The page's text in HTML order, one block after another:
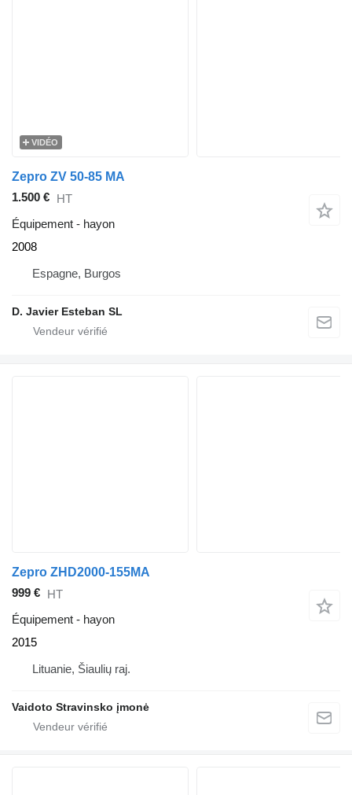
VIDÉO
Zepro ZV 50-85 MA
1.500 € HT
Équipement - hayon
2008
Espagne, Burgos
D. Javier Esteban SL
Zepro ZHD2000-155MA
999 € HT
Équipement - hayon
2015
Lituanie, Šiaulių raj.
Vaidoto Stravinsko įmonė